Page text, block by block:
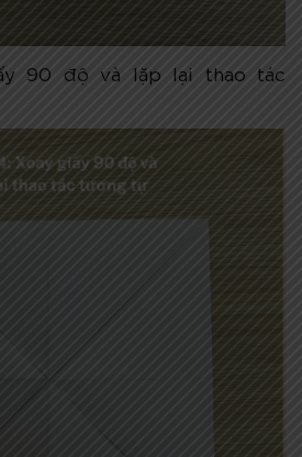
90 độ và lặp lại thao tác